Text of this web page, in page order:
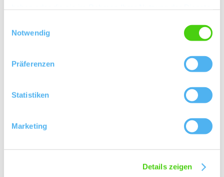
Notwendig
Präferenzen
Statistiken
Marketing
Details zeigen
„Bodenhaftung“ und einer großen Portion
Charaktere ihrer Weinbergsböden und -lagen heraus.
Ein umsichtiger Umgang im Keller und Muße bei der
Reifung der Weine passen in dieses ganzheitliche
Denken und Handeln.
Kontakt